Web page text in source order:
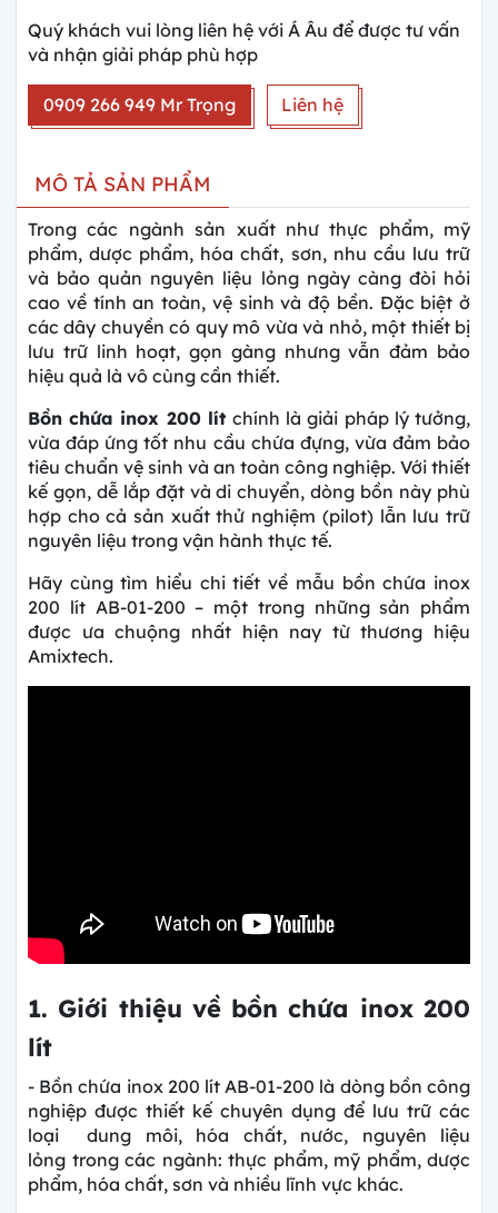
Quý khách vui lòng liên hệ với Á Âu để được tư vấn
và nhận giải pháp phù hợp
0909 266 949 Mr Trọng Liên hệ
MÔ TẢ SẢN PHẨM
Trong các ngành sản xuất như thực phẩm, mỹ
phẩm, dược phẩm, hóa chất, sơn, nhu cầu lưu trữ
và bảo quản nguyên liệu lỏng ngày càng đòi hỏi
cao về tính an toàn, vệ sinh và độ bền. Đặc biệt ở
các dây chuyền có quy mô vừa và nhỏ, một thiết bị
lưu trữ linh hoạt, gọn gàng nhưng vẫn đảm bảo
hiệu quả là vô cùng cần thiết.
Bồn chứa inox 200 lít chính là giải pháp lý tưởng,
vừa đáp ứng tốt nhu cầu chứa đựng, vừa đảm bảo
tiêu chuẩn vệ sinh và an toàn công nghiệp. Với thiết
kế gọn, dễ lắp đặt và di chuyển, dòng bồn này phù
hợp cho cả sản xuất thử nghiệm (pilot) lẫn lưu trữ
nguyên liệu trong vận hành thực tế.
Hãy cùng tìm hiểu chi tiết về mẫu bồn chứa inox
200 lít AB-01-200 – một trong những sản phẩm
được ưa chuộng nhất hiện nay từ thương hiệu
Amixtech.
1. Giới thiệu về bồn chứa inox 200
lít
- Bồn chứa inox 200 lít AB-01-200 là dòng bồn công
nghiệp được thiết kế chuyên dụng để lưu trữ các
loại dung môi, hóa chất, nước, nguyên liệu
lỏng trong các ngành: thực phẩm, mỹ phẩm, dược
phẩm, hóa chất, sơn và nhiều lĩnh vực khác.